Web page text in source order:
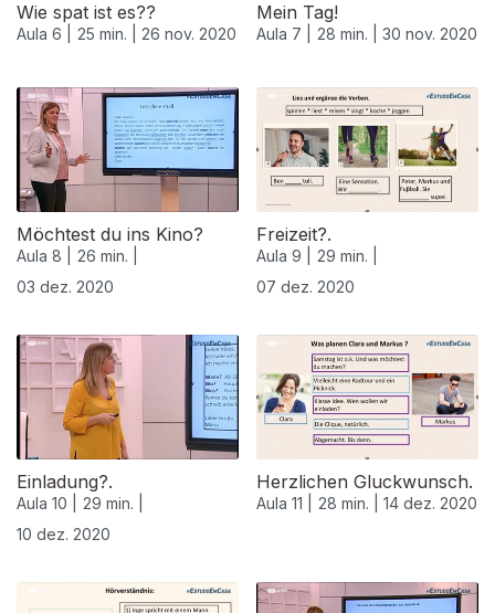
Wie spat ist es??
Aula 6 | 25 min. | 26 nov. 2020
Mein Tag!
Aula 7 | 28 min. | 30 nov. 2020
Möchtest du ins Kino?
Aula 8 |
26 min. |
03 dez. 2020
Freizeit?.
Aula 9 |
29 min. |
07 dez. 2020
Einladung?.
Aula 10 |
29 min. |
10 dez. 2020
Herzlichen Gluckwunsch.
Aula 11 | 28 min. | 14 dez. 2020
511866